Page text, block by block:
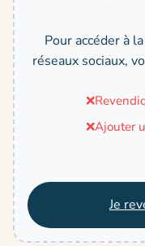
Pour accéder à
réseaux sociaux,
❌
❌Ajouter
Je